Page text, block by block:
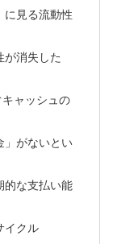
に見る流動性
が消失した
ャッシュの
」がないとい
的な支払い能
イクル